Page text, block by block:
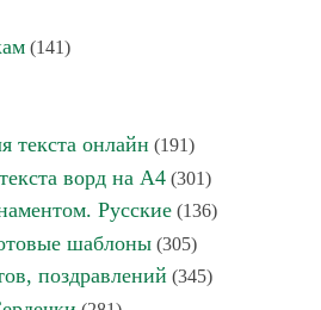
(141)
текста онлайн (191)
ворд на А4 (301)
Русские (136)
шаблоны (305)
поздравлений (345)